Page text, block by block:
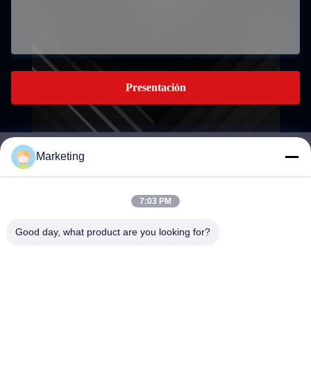
Presentación
marketing@hwashi.com
Marketing
7:03 PM
Good day, what product are you looking for?